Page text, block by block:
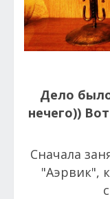
Дело
нечего))
Сначала
"Аэрвик",